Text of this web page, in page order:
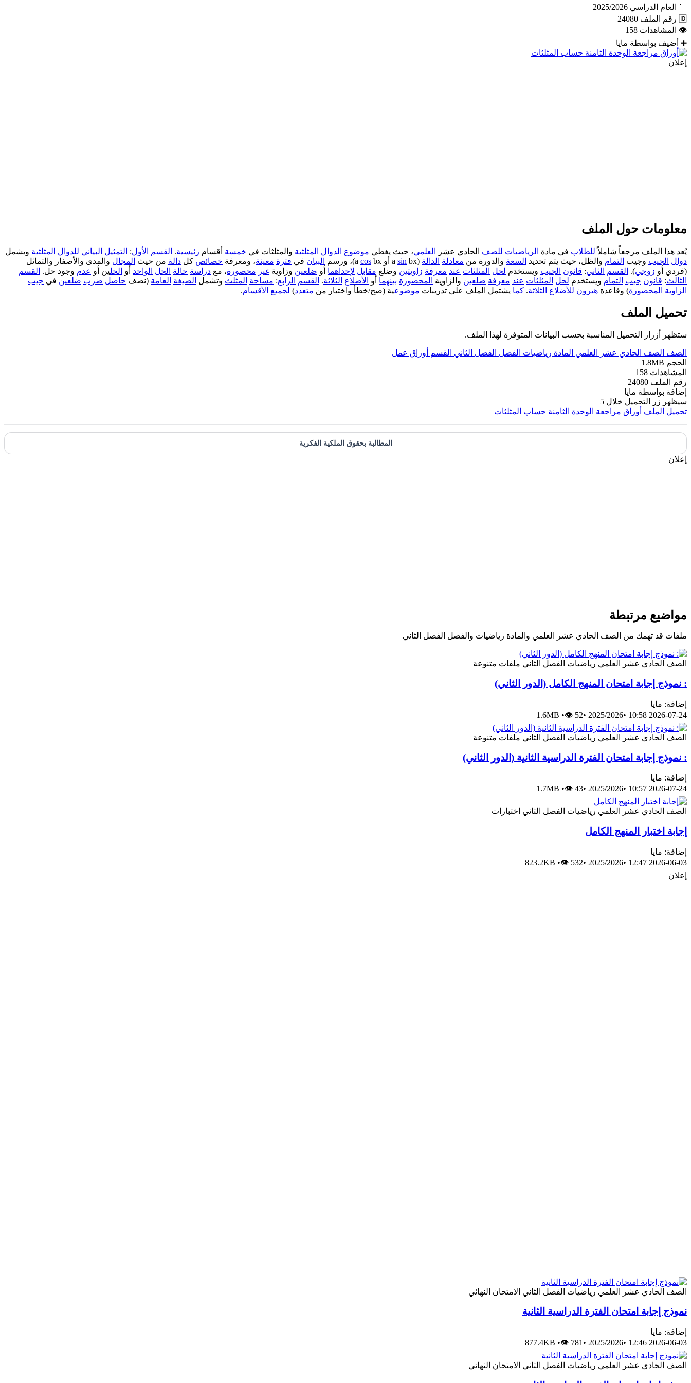
📘 العام الدراسي 2025/2026
🆔 رقم الملف 24080
👁 المشاهدات 158
➕ أضيف بواسطة مايا
إعلان
معلومات حول الملف
يُعد هذا الملف مرجعاً شاملاًللطلاب في مادة الرياضيات للصف الحادي عشر العلمي، حيث يغطي موضوع الدوال المثلثية والمثلثات في خمسة أقسام رئيسية. القسم الأول: التمثيل البياني للدوال المثلثية ويشمل
دوال الجيب وجيب التمام والظل، حيث يتم تحديد السعة والدورة من معادلة الدالة (a
sin bx أو a cos bx)، ورسم البيان في فترة معينة، ومعرفة خصائص كل دالة من حيث المجال والمدى والأصفار والتماثل
(فردي أو زوجي). القسم الثاني: قانون الجيب ويستخدم لحل المثلثات عند معرفة زاويتين وضلع مقابل لإحداهما أو ضلعين وزاوية غير محصورة، مع دراسة حالة الحل الواحد أو الحلين أو عدم وجود حل. القسم
الثالث: قانون جيب التمام ويستخدم لحل المثلثات عند معرفة ضلعين والزاوية المحصورة بينهما أو الأضلاع الثلاثة. القسم الرابع: مساحة المثلث وتشمل الصيغة العامة (نصف حاصل ضرب ضلعين في جيب
الزاوية المحصورة) وقاعدة هيرون للأضلاع الثلاثة. كما يشتمل الملف على تدريبات موضوعية (صح/خطأ واختيار من متعدد) لجميع الأقسام.
تحميل الملف
ستظهر أزرار التحميل المناسبة بحسب البيانات المتوفرة لهذا الملف.
الصف الصف الحادي عشر العلمي المادة رياضيات الفصل الفصل الثاني القسم أوراق عمل
الحجم 1.8MB
المشاهدات 158
رقم الملف 24080
إضافة بواسطة مايا
سيظهر زر التحميل خلال 5
تحميل الملف أوراق مراجعة الوحدة الثامنة حساب المثلثات
المطالبة بحقوق الملكية الفكرية
إعلان
مواضيع مرتبطة
ملفات قد تهمك من الصف الحادي عشر العلمي والمادة رياضيات والفصل الفصل الثاني
الصف الحادي عشر العلمي رياضيات الفصل الثاني ملفات متنوعة
: نموذج إجابة امتحان المنهج الكامل (الدور الثاني)
إضافة: مايا
2026-07-24 10:58
•
2025/2026
•
1.6MB •👁 52
الصف الحادي عشر العلمي رياضيات الفصل الثاني ملفات متنوعة
: نموذج إجابة امتحان الفترة الدراسية الثانية (الدور الثاني)
إضافة: مايا
2026-07-24 10:57
•
2025/2026
•
1.7MB •👁 43
الصف الحادي عشر العلمي رياضيات الفصل الثاني اختبارات
إجابة اختبار المنهج الكامل
إضافة: مايا
2026-06-03 12:47
•
2025/2026
•
823.2KB •👁 532
إعلان
الصف الحادي عشر العلمي رياضيات الفصل الثاني الامتحان النهائي
نموذج إجابة امتحان الفترة الدراسية الثانية
إضافة: مايا
2026-06-03 12:46
•
2025/2026
•
877.4KB •👁 781
الصف الحادي عشر العلمي رياضيات الفصل الثاني الامتحان النهائي